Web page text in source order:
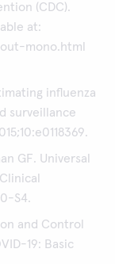
(CDC).
at:
mono.html
influenza
surveillance
GF. Universal
S4.
and Control
19: Basic